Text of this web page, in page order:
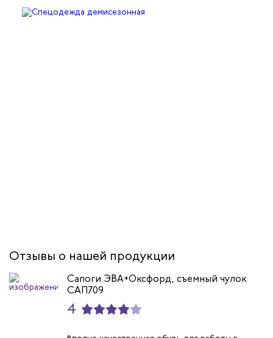
Отзывы о нашей продукции
Сапоги ЭВА+Оксфорд, съемный чулок
САП709
4